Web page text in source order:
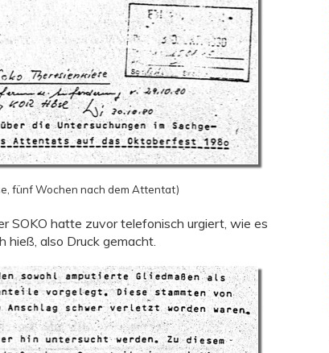
fünf Wochen nach dem Attentat)
SOKO hatte zuvor telefonisch urgiert, wie es
hieß, also Druck gemacht.